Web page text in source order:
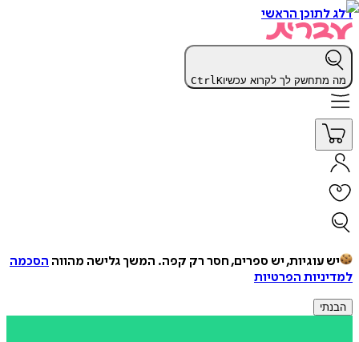
דלג לתוכן הראשי
מה מתחשק לך לקרוא עכשיו CtrlK
יש עוגיות, יש ספרים, חסר רק קפה. המשך גלישה מהווה הסכמה
למדיניות הפרטיות
הבנתי